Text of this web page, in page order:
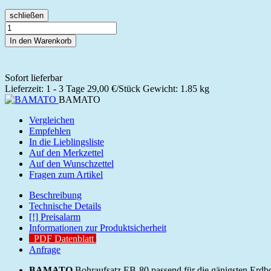
schließen
In den Warenkorb
Sofort lieferbar
Lieferzeit: 1 - 3 Tage 29,00 €/Stück Gewicht: 1.85 kg
BAMATO
Vergleichen
Empfehlen
In die Lieblingsliste
Auf den Merkzettel
Auf den Wunschzettel
Fragen zum Artikel
Beschreibung
Technische Details
[!] Preisalarm
Informationen zur Produktsicherheit
PDF Datenblatt
Anfrage